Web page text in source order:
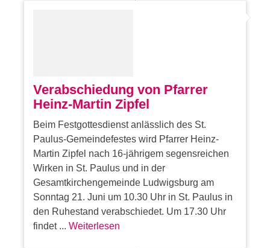
Verabschiedung von Pfarrer
Heinz-Martin Zipfel
Beim Festgottesdienst anlässlich des St.
Paulus-Gemeindefestes wird Pfarrer Heinz-
Martin Zipfel nach 16-jährigem segensreichen
Wirken in St. Paulus und in der
Gesamtkirchengemeinde Ludwigsburg am
Sonntag 21. Juni um 10.30 Uhr in St. Paulus in
den Ruhestand verabschiedet. Um 17.30 Uhr
findet ...Weiterlesen